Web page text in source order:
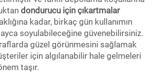
dondurucu için çıkartmalar
kadar, birkaç gün kullanımın
soyulabileceğine güvenebilirsiniz.
güzel görünmesini sağlamak
için algılanabilir hale gelmeleri
taşır.